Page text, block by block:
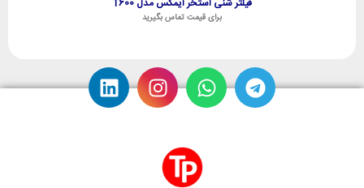
فیلتر شنی استخر ایمکس مدل T600
برای قیمت تماس بگیرید